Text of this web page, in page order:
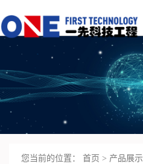
您当前的位置： 首页 > 产品展示